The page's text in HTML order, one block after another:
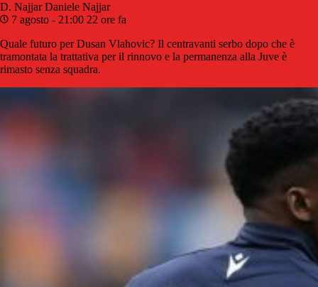
D. Najjar Daniele Najjar
7 agosto - 21:00 22 ore fa
Quale futuro per Dusan Vlahovic? Il centravanti serbo dopo che è
tramontata la trattativa per il rinnovo e la permanenza alla Juve è
rimasto senza squadra.